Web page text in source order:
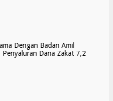
Dengan Badan Amil
Dana Zakat 7,2